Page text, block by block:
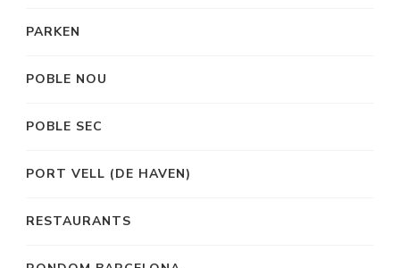
PARKEN
POBLE NOU
POBLE SEC
PORT VELL (DE HAVEN)
RESTAURANTS